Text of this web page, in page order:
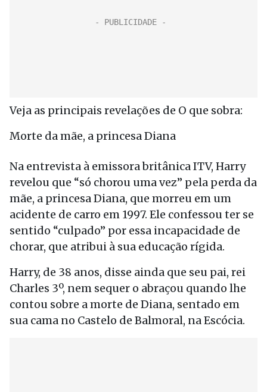
Veja as principais revelações de O que sobra:
Morte da mãe, a princesa Diana
Na entrevista à emissora britânica ITV, Harry
revelou que “só chorou uma vez” pela perda da
mãe, a princesa Diana, que morreu em um
acidente de carro em 1997. Ele confessou ter se
sentido “culpado” por essa incapacidade de
chorar, que atribui à sua educação rígida.
Harry, de 38 anos, disse ainda que seu pai, rei
Charles 3º, nem sequer o abraçou quando lhe
contou sobre a morte de Diana, sentado em
sua cama no Castelo de Balmoral, na Escócia.